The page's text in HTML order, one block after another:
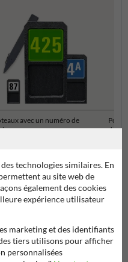
avec un numéro de
de
Numéro réfléchissant
technologies similaires. En
au site web de
également des cookies
expérience utilisateur
marketing et des identifiants
tiers utilisons pour afficher
personnalisées